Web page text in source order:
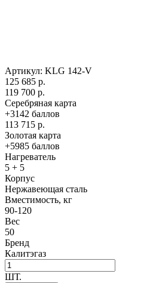
Артикул: KLG 142-V
125 685 р.
119 700 р.
Серебряная карта
+3142 баллов
113 715 р.
Золотая карта
+5985 баллов
Нагреватель
5 + 5
Корпус
Нержавеющая сталь
Вместимость, кг
90-120
Вес
50
Бренд
Калитэгаз
ШТ.